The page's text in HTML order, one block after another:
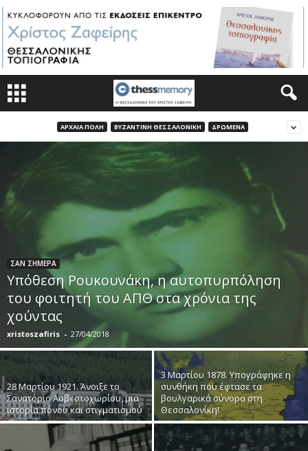
ΑΡΧΑΙΑ ΠΟΛΗ ΒΥΖΑΝΤΙΝΗ ΘΕΣΣΑΛΟΝΙΚΗ ΔΡΩΜΕΝΑ
ΣΑΝ ΣΗΜΕΡΑ
Υπόθεση Ρουκουνάκη, η αυτοπυρπόληση
του φοιτητή του ΑΠΘ στα χρόνια της
χούντας
xristoszafiris - 27/04/2018
28 Μαρτίου 1921. Άνοιξε το
Σανατόριο Ασβεστοχωρίου, μια
ιστορία πόνου και στιγματισμού
3 Μαρτίου 1878. Υπογράφηκε η
συνθήκη που έφτασε τα
βουλγαρικά σύνορα στη
Θεσσαλονίκη!